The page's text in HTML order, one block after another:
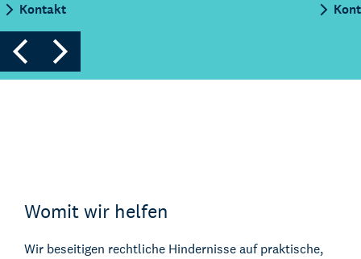
Kontakt
Womit wir helfen
Wir beseitigen rechtliche Hindernisse auf praktische,